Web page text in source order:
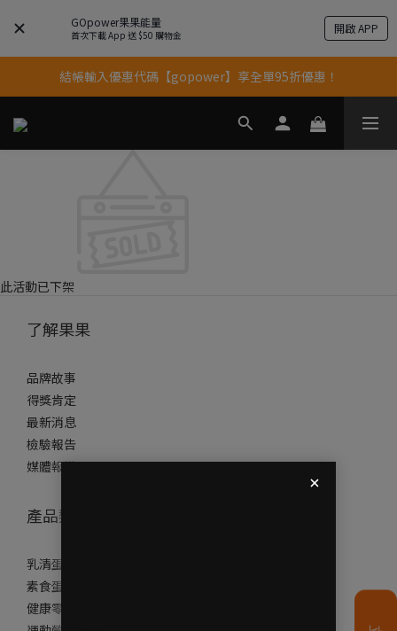
GOpower果果能量
首次下載 App 送 $50 購物金 開啟 APP
果果11歲慶｜App 下單享 5% 購物金回饋
果果11歲慶｜App 下單享 5% 購物金回饋
結帳輸入優惠代碼【gopower】享全單95折優惠！
11歲慶好禮｜買 500g/1kg 指定乳清2包贈品牌毛巾
此活動已下架
了解果果
品牌故事
得獎肯定
最新消息
檢驗報告
媒體報導
產品類別
乳清蛋白
素食蛋白
健康零食